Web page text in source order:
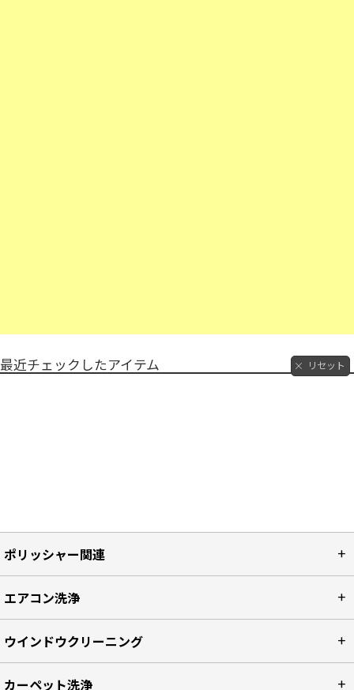
最近チェックしたアイテム リセット
ポリッシャー関連
エアコン洗浄
ウインドウクリーニング
カーペット洗浄